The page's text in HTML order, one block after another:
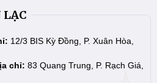
LẠC
12/3 BIS Kỳ Đồng, P. Xuân Hòa,
chỉ: 83 Quang Trung, P. Rạch Giá,